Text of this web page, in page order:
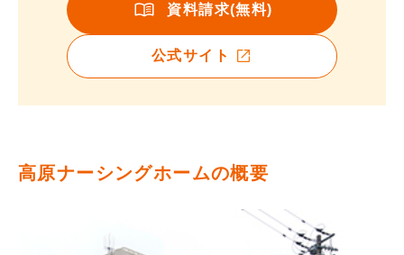
資料請求(無料)
公式サイト
高原ナーシングホームの概要